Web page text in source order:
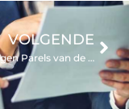
VOLGENDE
De Verborgen Parels van de Supermarkt in Zeist